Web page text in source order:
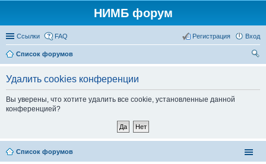
НИМБ форум
Ссылки FAQ Вход
Регистрация
Список форумов
Удалить cookies конференции
Вы уверены, что хотите удалить все cookie, установленные данной
конференцией?
Список форумов